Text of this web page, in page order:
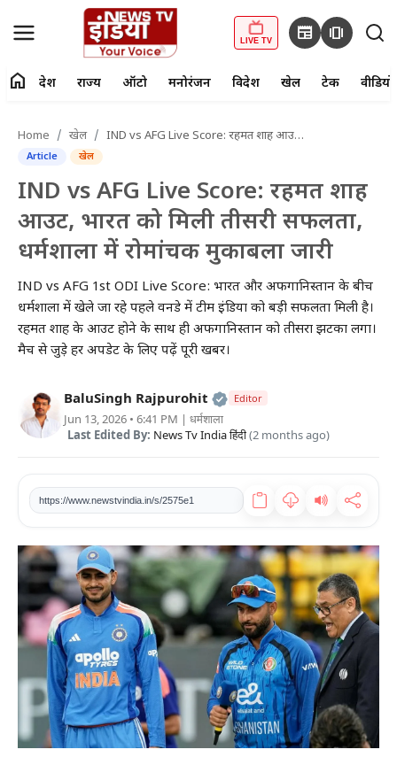
LIVE TV newspaper amp_stories
Home
राज्य
ऑटो
मनोरंजन
खेल
वीडियो
लाइफस्टाइल
कारोबार
home देश राज्य ऑटो मनोरंजन विदेश खेल टेक वीडियो
Home खेल IND vs AFG Live Score: रहमत शाह आउट, भारत को मिली तीसरी सफलता, धर्मशाला में रोमांचक मुकाबला जारी
Article खेल
IND vs AFG Live Score: रहमत शाह
आउट, भारत को मिली तीसरी सफलता,
धर्मशाला में रोमांचक मुकाबला जारी
IND vs AFG 1st ODI Live Score: भारत और अफगानिस्तान के बीच
धर्मशाला में खेले जा रहे पहले वनडे में टीम इंडिया को बड़ी सफलता मिली है।
रहमत शाह के आउट होने के साथ ही अफगानिस्तान को तीसरा झटका लगा।
मैच से जुड़े हर अपडेट के लिए पढ़ें पूरी खबर।
BaluSingh Rajpurohit Official | Verified Expert
Editor
Jun 13, 2026 • 6:41 PM | धर्मशाला
Last Edited By: News Tv India हिंदी(2 months ago)
https://www.newstvindia.in/s/2575e1